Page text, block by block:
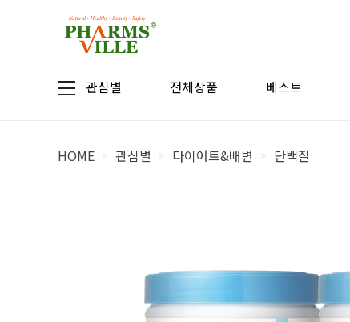
관심별 전체상품 베스트
HOME > 관심별 > 다이어트&배변 > 단백질